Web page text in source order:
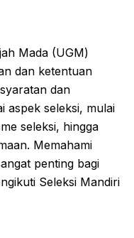
Mada (UGM)
dan ketentuan
dan
aspek seleksi, mulai
seleksi, hingga
Memahami
penting bagi
Seleksi Mandiri